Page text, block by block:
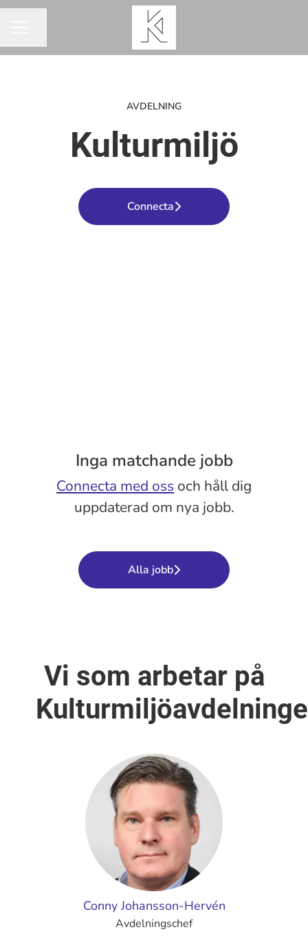
AVDELNING
Kulturmiljö
Connecta
Inga matchande jobb
Connecta med oss och håll dig
uppdaterad om nya jobb.
Alla jobb
Vi som arbetar på
Conny Johansson-Hervén
Avdelningschef